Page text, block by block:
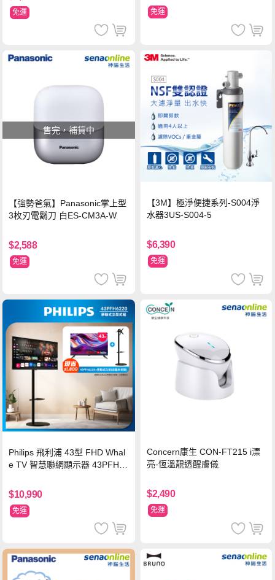
免運 免運
售完，補貨中
【強勢爸氣】Panasonic掌上型
3枚刃電鬍刀 白ES-CM3A-W
$2,588
免運
【3M】極淨便捷系列-S004淨
水器3US-S004-5
$6,390
免運
Philips 飛利浦 43型 FHD Whal
e TV 智慧聯網顯示器 43PFH6
$10,990
免運
Concern康生 CON-FT215 i漂
亮-恆溫靚透醒膚儀
$2,490
免運